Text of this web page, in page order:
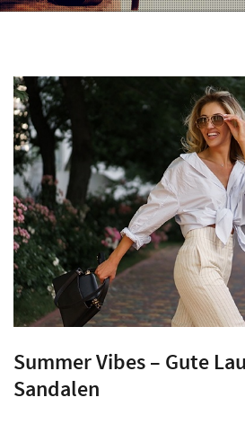
Summer Vibes – Gute
Sandalen